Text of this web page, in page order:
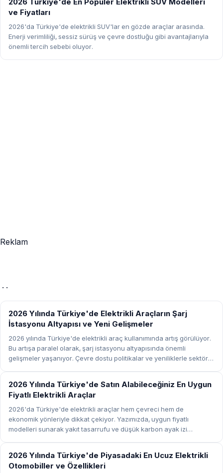
ve Fiyatları
2026'da Türkiye'de elektrikli SUV'lar en gözde araçlar arasında.
Enerji verimliliği, sessiz sürüş ve çevre dostluğu gibi avantajlarıyla
önemli tercih sebebi oluyor.
Reklam
· ·
ELEKTRIKLI ARAÇLAR
2026 Yılında Türkiye'de Elektrikli Araçların Şarj
İstasyonu Altyapısı ve Yeni Gelişmeler
2026 yılında Türkiye'de elektrikli araç kullanımında artış görülüyor.
Bu artışa paralel olarak, şarj istasyonu altyapısında önemli
gelişmeler yaşanıyor. Çevre dostu politikalar ve yeniliklerle sektör
ELEKTRIKLI ARAÇLAR
2026 Yılında Türkiye'de Satın Alabileceğiniz En Uygun
Fiyatlı Elektrikli Araçlar
2026'da Türkiye'de elektrikli araçlar hem çevreci hem de
ekonomik yönleriyle dikkat çekiyor. Yazımızda, uygun fiyatlı
modelleri sunarak yakıt tasarrufu ve düşük karbon ayak izi
ELEKTRIKLI ARAÇLAR
2026 Yılında Türkiye'de Piyasadaki En Ucuz Elektrikli
Otomobiller ve Özellikleri